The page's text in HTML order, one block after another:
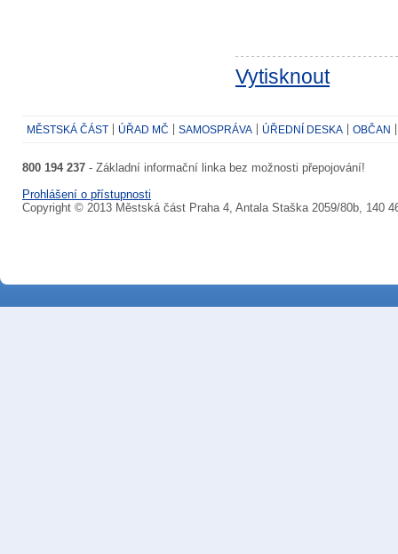
Vytisknout
MĚSTSKÁ ČÁST ÚŘAD MČ SAMOSPRÁVA ÚŘEDNÍ DESKA OBČAN
800 194 237 - Základní informační linka bez možnosti přepojování!
Prohlášení o přístupnosti
Copyright © 2013 Městská část Praha 4, Antala Staška 2059/80b, 140